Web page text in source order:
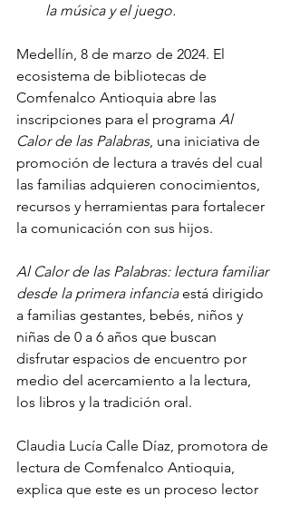
la música y el juego.
Medellín, 8 de marzo de 2024. El
ecosistema de bibliotecas de
Comfenalco Antioquia abre las
inscripciones para el programa Al
Calor de las Palabras, una iniciativa de
promoción de lectura a través del cual
las familias adquieren conocimientos,
recursos y herramientas para fortalecer
la comunicación con sus hijos.
Al Calor de las Palabras: lectura familiar
desde la primera infancia está dirigido
a familias gestantes, bebés, niños y
niñas de 0 a 6 años que buscan
disfrutar espacios de encuentro por
medio del acercamiento a la lectura,
los libros y la tradición oral.
Claudia Lucía Calle Díaz, promotora de
lectura de Comfenalco Antioquia,
explica que este es un proceso lector